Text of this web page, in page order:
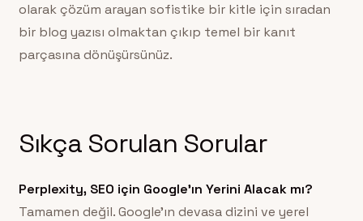
olarak çözüm arayan sofistike bir kitle için sıradan
bir blog yazısı olmaktan çıkıp temel bir kanıt
parçasına dönüşürsünüz.
Sıkça Sorulan Sorular
Perplexity, SEO için Google’ın Yerini Alacak mı?
Tamamen değil. Google’ın devasa dizini ve yerel